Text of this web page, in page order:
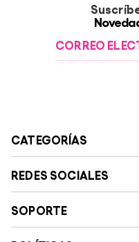
CATEGORÍAS
Ropa
Accesorios
Colaboraciones
Última Oportunidad
REDES SOCIALES
Facebook
Tiktok
SOPORTE